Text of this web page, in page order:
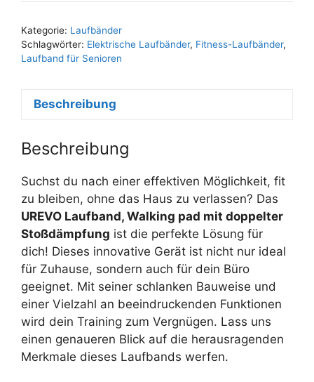
Kategorie: Laufbänder
Schlagwörter: Elektrische Laufbänder, Fitness-Laufbänder,
Laufband für Senioren
Beschreibung
Beschreibung
Suchst du nach einer effektiven Möglichkeit, fit
zu bleiben, ohne das Haus zu verlassen? Das
UREVO Laufband, Walking pad mit doppelter
Stoßdämpfung ist die perfekte Lösung für
dich! Dieses innovative Gerät ist nicht nur ideal
für Zuhause, sondern auch für dein Büro
geeignet. Mit seiner schlanken Bauweise und
einer Vielzahl an beeindruckenden Funktionen
wird dein Training zum Vergnügen. Lass uns
einen genaueren Blick auf die herausragenden
Merkmale dieses Laufbands werfen.